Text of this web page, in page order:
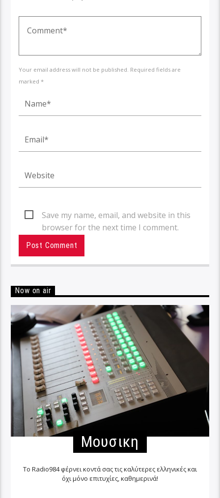
Your email address will not be published. Required fields are
marked *
Save my name, email, and website in this
browser for the next time I comment.
Now on air
Μουσικη
Το Radio984 φέρνει κοντά σας τις καλύτερες ελληνικές και
όχι μόνο επιτυχίες, καθημερινά!